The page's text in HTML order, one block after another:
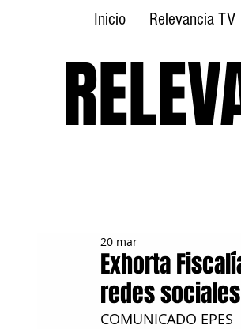
Inicio Relevancia TV
Exhorta
redes sociales
20 mar
COMUNICADO EPES